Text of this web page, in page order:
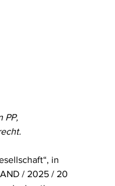
PP,
in
/ 2025 / 20